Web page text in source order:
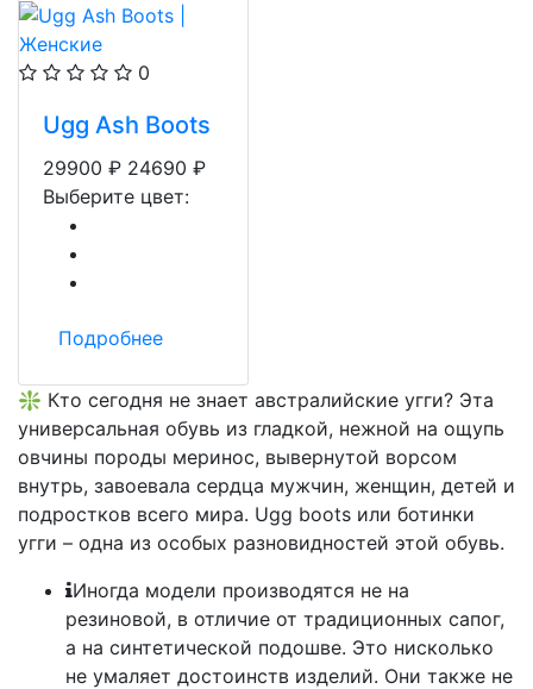
0
Ugg Ash Boots
29900 ₽ 24690 ₽
Выберите цвет:
Подробнее
❇️ Кто сегодня не знает австралийские угги? Эта
универсальная обувь из гладкой, нежной на ощупь
овчины породы меринос, вывернутой ворсом
внутрь, завоевала сердца мужчин, женщин, детей и
подростков всего мира. Ugg boots или ботинки
угги – одна из особых разновидностей этой обувь.
Иногда модели производятся не на
резиновой, в отличие от традиционных сапог,
а на синтетической подошве. Это нисколько
не умаляет достоинств изделий. Они также не